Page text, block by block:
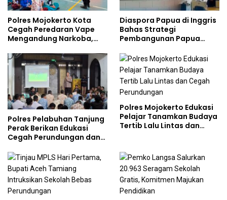
Polres Mojokerto Kota
Cegah Peredaran Vape
Mengandung Narkoba,
Kalangan Remaja
Diaspora Papua di Inggris
Bahas Strategi
Pembangunan Papua
Doktoral Internasional
Polres Pelabuhan Tanjung
Perak Berikan Edukasi
Cegah Perundungan dan
kepada Pelajar MPLS
Polres Mojokerto Edukasi
Pelajar Tanamkan Budaya
Tertib Lalu Lintas dan